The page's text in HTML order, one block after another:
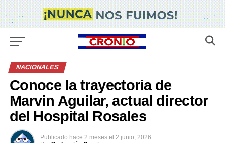
NACIONALES
Conoce la trayectoria de
Marvin Aguilar, actual director
del Hospital Rosales
Publicado hace 2 meses el 2 junio, 2026